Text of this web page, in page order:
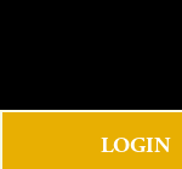
e
LOGIN